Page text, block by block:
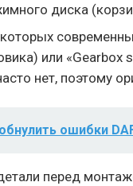
диска
или «Gearbox
нет, поэтому
ошибки
перед